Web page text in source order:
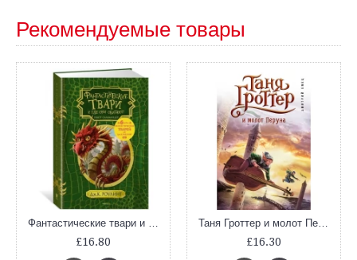
Рекомендуемые товары
£16.80 £16.30